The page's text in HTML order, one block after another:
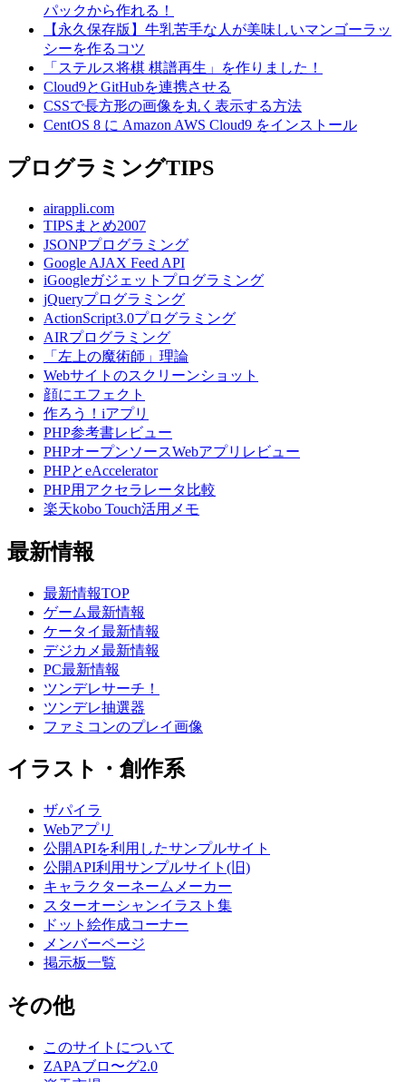
パックから作れる！
【永久保存版】牛乳苦手な人が美味しいマンゴーラッ
シーを作るコツ
「ステルス将棋 棋譜再生」を作りました！
Cloud9とGitHubを連携させる
CSSで長方形の画像を丸く表示する方法
CentOS 8 に Amazon AWS Cloud9 をインストール
プログラミングTIPS
airappli.com
TIPSまとめ2007
JSONPプログラミング
Google AJAX Feed API
iGoogleガジェットプログラミング
jQueryプログラミング
ActionScript3.0プログラミング
AIRプログラミング
「左上の魔術師」理論
Webサイトのスクリーンショット
顔にエフェクト
作ろう！iアプリ
PHP参考書レビュー
PHPオープンソースWebアプリレビュー
PHPとeAccelerator
PHP用アクセラレータ比較
楽天kobo Touch活用メモ
最新情報
最新情報TOP
ゲーム最新情報
ケータイ最新情報
デジカメ最新情報
PC最新情報
ツンデレサーチ！
ツンデレ抽選器
ファミコンのプレイ画像
イラスト・創作系
ザパイラ
Webアプリ
公開APIを利用したサンプルサイト
公開API利用サンプルサイト(旧)
キャラクターネームメーカー
スターオーシャンイラスト集
ドット絵作成コーナー
メンバーページ
掲示板一覧
その他
このサイトについて
ZAPAブロ〜グ2.0